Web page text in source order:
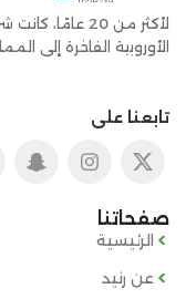
لأكثر من 20
الأوروبية الفاخرة إلى
تابعنا على
صفحاتنا
الرئيسية
عن رنيد